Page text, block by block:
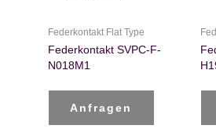
Federkontakt Flat Type
Federkontakt SVPC-F-
N018M1
Anfragen